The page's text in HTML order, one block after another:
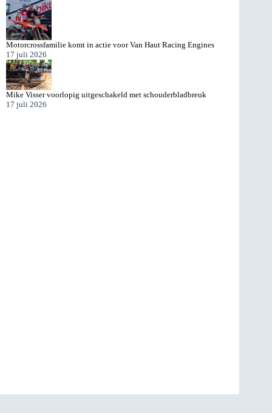
Motorcrossfamilie komt in actie voor Van Haut Racing Engines
17 juli 2026
Mike Visser voorlopig uitgeschakeld met schouderbladbreuk
17 juli 2026